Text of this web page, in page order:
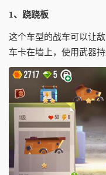
1、跷跷板
这个车型的战车可以让
车卡在墙上，使用武器持